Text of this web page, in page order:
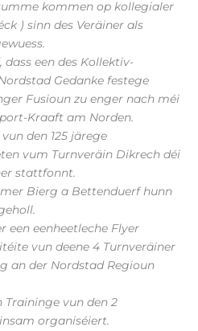
kommen op kollegialer
) sinn des Veräiner als
een des Kollektiv-
Gedanke festege
Fusioun zu enger nach méi
Kraaft am Norden.
den 125 järege
vum Turnveräin Dikrech déi
stattfonnt.
Bierg a Bettenduerf hunn
een eenheetleche Flyer
vun deene 4 Turnveräiner
an der Nordstad Regioun
vun den 2
organiséiert.